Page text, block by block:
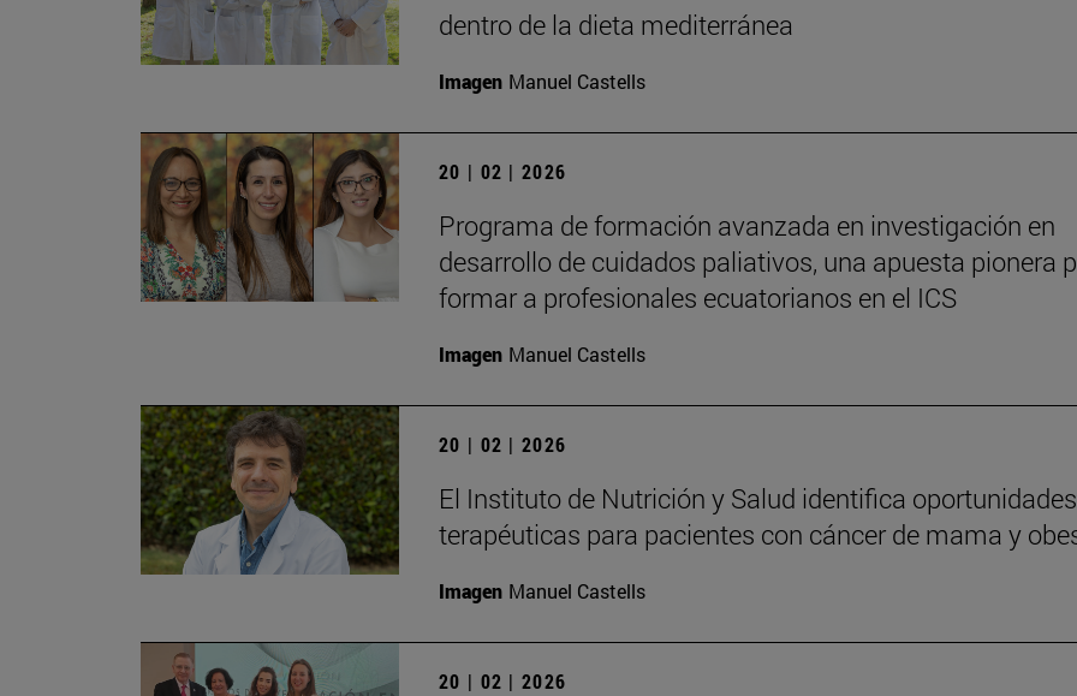
dentro de la dieta mediterránea
Imagen Manuel Castells
20 | 02 | 2026
Programa de formación avanzada en investigación en
desarrollo de cuidados paliativos, una apuesta pionera
formar a profesionales ecuatorianos en el ICS
Imagen Manuel Castells
20 | 02 | 2026
El Instituto de Nutrición y Salud identifica oportunidades
terapéuticas para pacientes con cáncer de mama y
Imagen Manuel Castells
20 | 02 | 2026